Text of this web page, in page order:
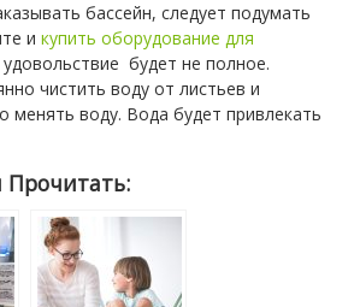
бассейн, следует подумать
и купить оборудование для
будет не полное.
чистить воду от листьев и
менять воду. Вода будет привлекать
Прочитать: